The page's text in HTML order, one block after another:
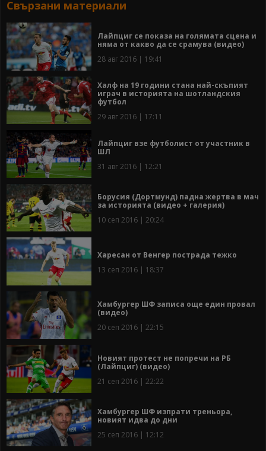
Свързани материали
Лайпциг се показа на голямата сцена и
няма от какво да се срамува (видео)
28 авг 2016 | 19:41
Халф на 19 години стана най-скъпият
играч в историята на шотландския
футбол
29 авг 2016 | 17:11
Лайпциг взе футболист от участник в
ШЛ
31 авг 2016 | 12:21
Борусия (Дортмунд) падна жертва в мач
за историята (видео + галерия)
10 сеп 2016 | 20:24
Харесан от Венгер пострада тежко
13 сеп 2016 | 18:37
Хамбургер ШФ записа още един провал
(видео)
20 сеп 2016 | 22:15
Новият протест не попречи на РБ
(Лайпциг) (видео)
21 сеп 2016 | 22:22
Хамбургер ШФ изпрати треньора,
новият идва до дни
25 сеп 2016 | 12:12